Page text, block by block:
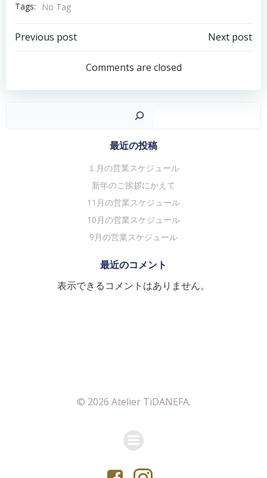
Tags:
No Tag
投
ビ
Previous post
ナ
ビ
ゲ
シ
ョ
ン
Next post
Comments are closed
最近の投稿
１月の営業スケジュール
新年のご挨拶にかえて
11月の営業スケジュール
10月の営業スケジュール
9月の営業スケジュール
最近のコメント
表示できるコメントはありません。
© 2026 Atelier TiDANEFA.